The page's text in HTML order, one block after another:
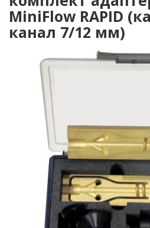
MiniFlow RAPID
канал 7/12 мм)